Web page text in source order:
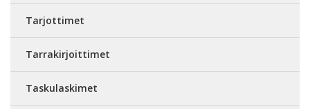
Tarjottimet
Tarrakirjoittimet
Taskulaskimet